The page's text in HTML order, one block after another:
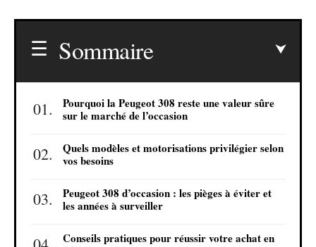
Sommaire
Pourquoi la Peugeot 308 reste une valeur sûre
sur le marché de l’occasion
Quels modèles et motorisations privilégier selon
vos besoins
Peugeot 308 d’occasion : les pièges à éviter et
les années à surveiller
Conseils pratiques pour réussir votre achat en